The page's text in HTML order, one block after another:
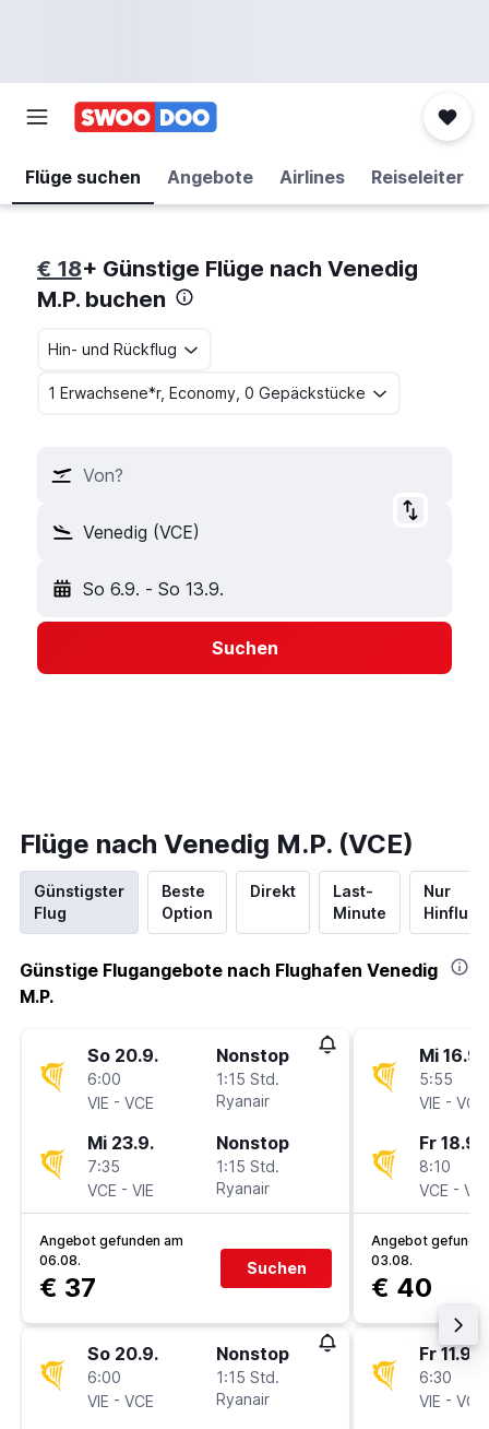
Flüge suchen Angebote Airlines Reiseleiter
€ 18+ Günstige Flüge nach Venedig
M.P. buchen
Hin- und Rückflug
1 Erwachsene*r, Economy, 0 Gepäckstücke
Von?
Venedig (VCE)
So 6.9. - So 13.9.
Suchen
Flüge nach Venedig M.P. (VCE)
Günstigster
Flug
Beste
Option
Direkt
Last-
Minute
Nur
Hinflug
Günstige Flugangebote nach Flughafen Venedig
M.P.
So 20.9.
6:00
VIE - VCE
Nonstop
1:15 Std.
Ryanair
Mi 23.9.
7:35
VCE - VIE
Nonstop
1:15 Std.
Ryanair
Angebot gefunden am
06.08.
€ 37
Suchen
So 20.9.
6:00
VIE - VCE
Nonstop
1:15 Std.
Ryanair
Mi 16.9.
5:55
VIE - VCE
Fr 18.9.
8:10
VCE - VIE
Angebot
03.08.
€ 40
Fr 11.9.
6:30
VIE - VCE